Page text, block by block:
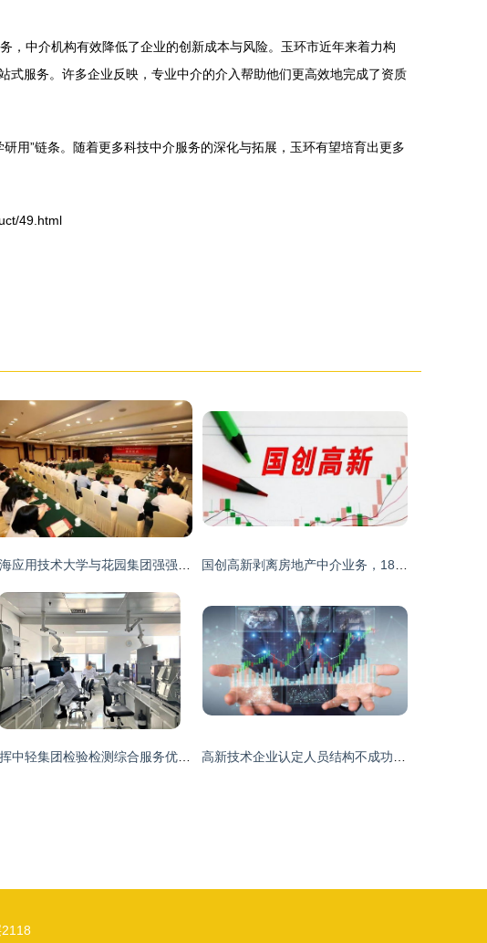
，中介机构有效降低了企业的创新成本与风险。玉环市近年来着力构
式服务。许多企业反映，专业中介的介入帮助他们更高效地完成了资质
用”链条。随着更多科技中介服务的深化与拓展，玉环有望培育出更多
49.html